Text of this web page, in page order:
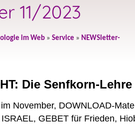
11/2023
im Web » Service » NEWSletter-
Die Senfkorn-Lehre
November, DOWNLOAD-
GEBET für Frieden,